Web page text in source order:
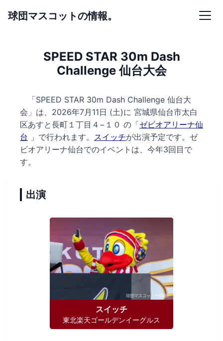
球団マスコットの情報。
SPEED STAR 30m Dash
Challenge 仙台大会
「SPEED STAR 30m Dash Challenge 仙台大
会」は、2026年7月11日 (土)に 宮城県仙台市太白
区あすと長町１丁目４−１０ の 「ゼビオアリーナ仙
台
」で行われます。 スイッチが出演予定です。 ゼ
ビオアリーナ仙台でのイベントは、今年3回目で
す。
出演
スイッチ
東北楽天ゴールデンイーグルス